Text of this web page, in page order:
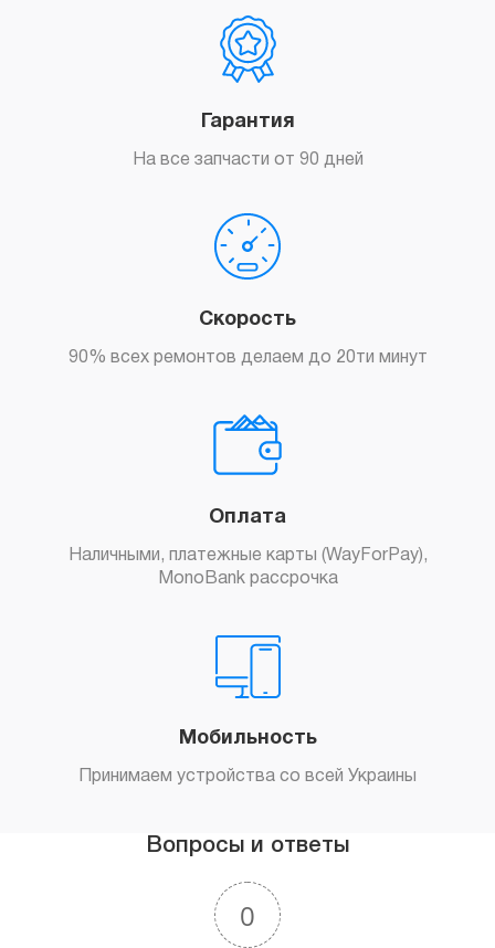
Гарантия
На все запчасти от 90 дней
Скорость
90% всех ремонтов делаем до 20ти минут
Оплата
Наличными, платежные карты (WayForPay),
MonoBank рассрочка
Мобильность
Принимаем устройства со всей Украины
Вопросы и ответы
0